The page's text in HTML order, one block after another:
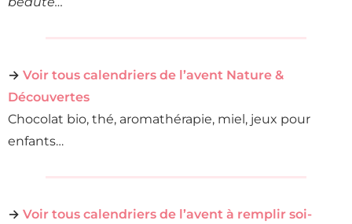
→ Voir tous calendriers de l’avent Nature &
Découvertes
Chocolat bio, thé, aromathérapie, miel, jeux pour
enfants…
→ Voir tous calendriers de l’avent à remplir soi-